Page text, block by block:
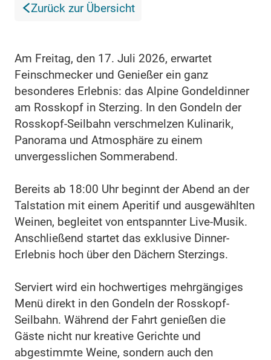
Zurück zur Übersicht
Am Freitag, den 17. Juli 2026, erwartet
Feinschmecker und Genießer ein ganz
besonderes Erlebnis: das Alpine Gondeldinner
am Rosskopf in Sterzing. In den Gondeln der
Rosskopf-Seilbahn verschmelzen Kulinarik,
Panorama und Atmosphäre zu einem
unvergesslichen Sommerabend.
Bereits ab 18:00 Uhr beginnt der Abend an der
Talstation mit einem Aperitif und ausgewählten
Weinen, begleitet von entspannter Live-Musik.
Anschließend startet das exklusive Dinner-
Erlebnis hoch über den Dächern Sterzings.
Serviert wird ein hochwertiges mehrgängiges
Menü direkt in den Gondeln der Rosskopf-
Seilbahn. Während der Fahrt genießen die
Gäste nicht nur kreative Gerichte und
abgestimmte Weine, sondern auch den